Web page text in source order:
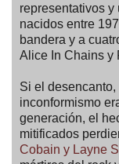
representativos
nacidos entre
bandera y a
Alice In Chains y
Si el
inconformismo
generación, el
mitificados
Cobain y Layne